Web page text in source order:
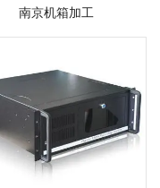
南京机箱加工